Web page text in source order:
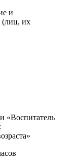
и
(лиц, их
«Воспитатель